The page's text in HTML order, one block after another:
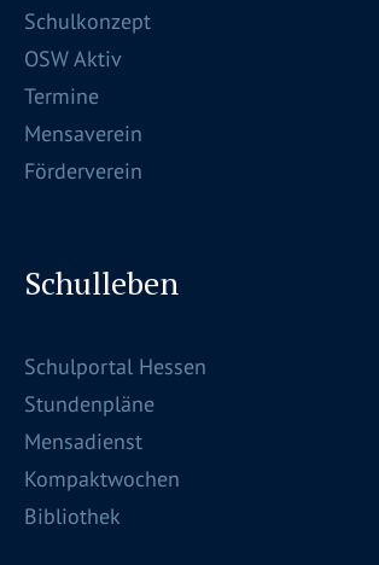
Schulkonzept
OSW Aktiv
Termine
Mensaverein
Förderverein
Schulleben
Schulportal Hessen
Stundenpläne
Mensadienst
Kompaktwochen
Bibliothek